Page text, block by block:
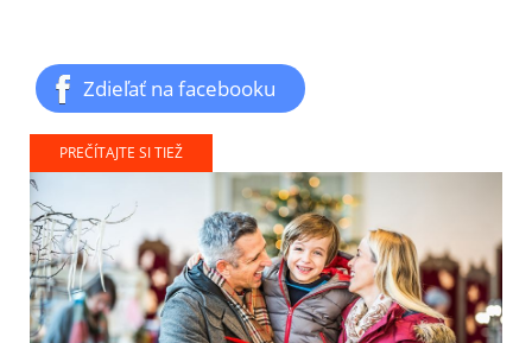
Zdieľať na facebooku
PREČÍTAJTE SI TIEŽ